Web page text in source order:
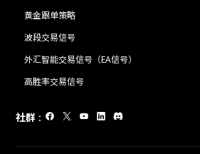
黄金跟单策略
波段交易信号
外汇智能交易信号（EA信号）
高胜率交易信号
社群 :